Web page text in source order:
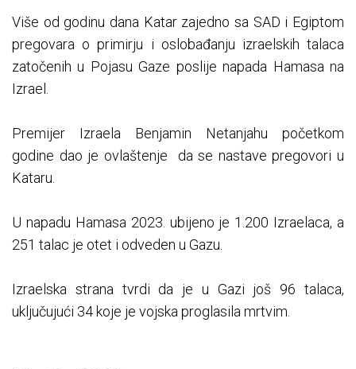
Više od godinu dana Katar zajedno sa SAD i Egiptom
pregovara o primirju i oslobađanju izraelskih talaca
zatočenih u Pojasu Gaze poslije napada Hamasa na
Izrael.
Premijer Izraela Benjamin Netanjahu početkom
godine dao je ovlaštenje da se nastave pregovori u
Kataru.
U napadu Hamasa 2023. ubijeno je 1.200 Izraelaca, a
251 talac je otet i odveden u Gazu.
Izraelska strana tvrdi da je u Gazi još 96 talaca,
uključujući 34 koje je vojska proglasila mrtvim.